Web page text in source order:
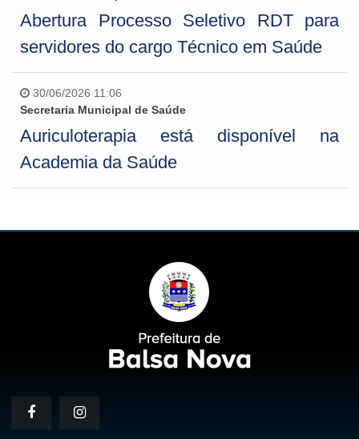
Abertura Processo Seletivo RDT para
servidores do cargo Técnico em Saúde
30/06/2026 11:06
Secretaria Municipal de Saúde
Auriculoterapia está disponível na
Academia da Saúde